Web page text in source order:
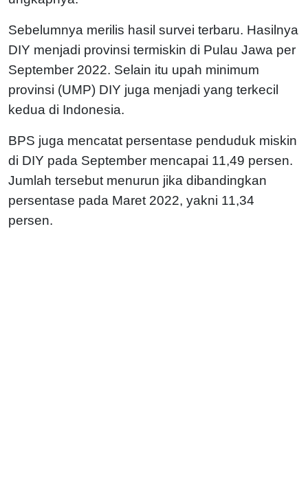
Sebelumnya merilis hasil survei terbaru. Hasilnya
DIY menjadi provinsi termiskin di Pulau Jawa per
September 2022. Selain itu upah minimum
provinsi (UMP) DIY juga menjadi yang terkecil
kedua di Indonesia.
BPS juga mencatat persentase penduduk miskin
di DIY pada September mencapai 11,49 persen.
Jumlah tersebut menurun jika dibandingkan
persentase pada Maret 2022, yakni 11,34
persen.